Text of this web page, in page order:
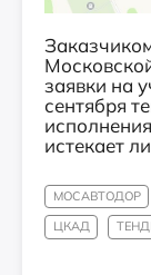
заявки на
сентября
истекает
МОСАВТОДОР
ЦКАД